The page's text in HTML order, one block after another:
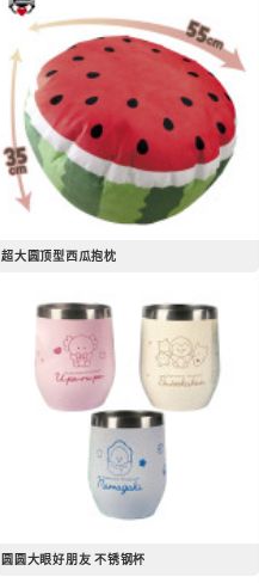
超大圆顶型西瓜抱枕
圆圆大眼好朋友 不锈钢杯